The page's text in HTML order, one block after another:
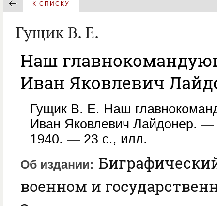
К СПИСКУ
Гущик В. Е.
Наш
Иван Яковлевич
Гущик В. Е. Наш
Иван Яковлевич Лайдонер.
1940. — 23 с., илл.
Об издании
военном и